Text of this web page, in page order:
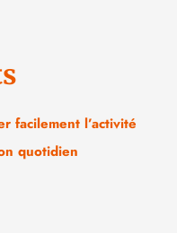
facilement l’activité
quotidien